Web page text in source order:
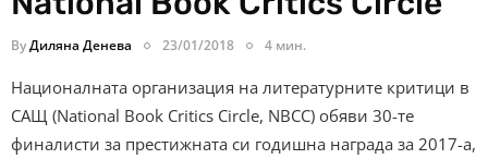
ByДиляна Денева 23/01/2018 4 мин.
Националната организация на литературните критици в
САЩ (National Book Critics Circle, NBCC) обяви 30-те
финалисти за престижната си годишна награда за 2017-а,